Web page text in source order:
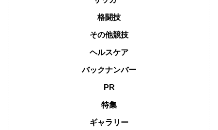
格闘技
その他競技
ヘルスケア
バックナンバー
PR
特集
ギャラリー